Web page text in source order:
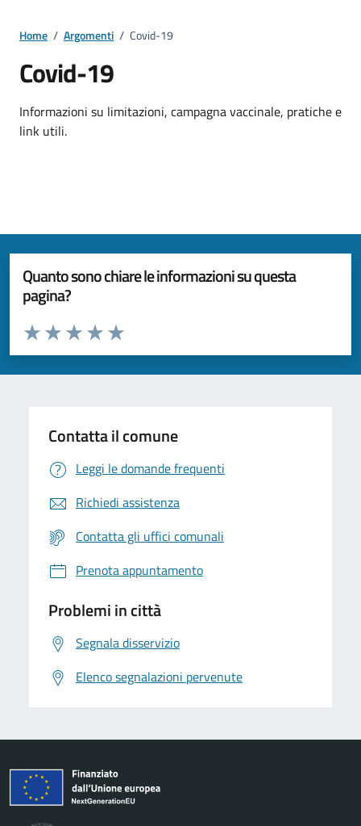
Home / Argomenti / Covid-19
Covid-19
Dettagli della notizia
Informazioni su limitazioni, campagna vaccinale, pratiche e
link utili.
Quanto sono chiare le informazioni su questa
pagina?
Valuta da 1 a 5 stelle la pagina
Valuta 5 stelle su 5
Valuta 4 stelle su 5
Valuta 3 stelle su 5
Valuta 2 stelle su 5
Valuta 1 stelle su 5
Contatta il comune
Leggi le domande frequenti
Richiedi assistenza
Contatta gli uffici comunali
Prenota appuntamento
Problemi in città
Segnala disservizio
Elenco segnalazioni pervenute